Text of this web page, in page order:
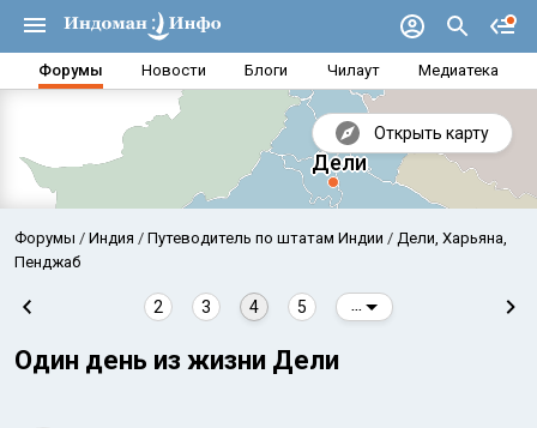
Форумы Новости Блоги Чилаут Медиатека
Открыть карту
Форумы Индия Путеводитель по штатам Индии
Дели, Харьяна,
Пенджаб
2 3 4 5
Один день из жизни Дели